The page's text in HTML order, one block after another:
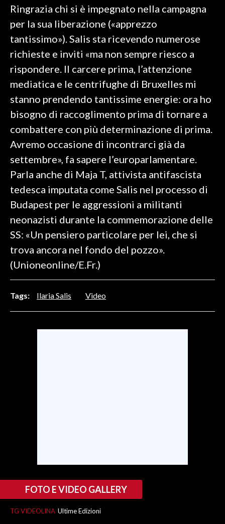
GOSSIP
SALUTE
SARDEGNA TURISMO
#CARAUNIONE
3 MINUTI CON
INSULARITÀ
INFO AZIENDE
ABBONATI
ANNUNCI
NECROLOGI
PUBBLICITÀ
SPIAGGE
STORE
Ringrazia chi si è impegnato nella campagna
per la sua liberazione («apprezzo
tantissimo»). Salis sta ricevendo numerose
richieste e inviti «ma non sempre riesco a
rispondere. Il carcere prima, l’attenzione
mediatica e le centrifughe di Bruxelles mi
stanno prendendo tantissime energie: ora ho
bisogno di raccoglimento prima di tornare a
combattere con più determinazione di prima.
Avremo occasione di incontrarci già da
settembre», fa sapere l’europarlamentare.
Parla anche di Maja T, attivista antifascista
tedesca imputata come Salis nel processo di
Budapest per le aggressioni a militanti
neonazisti durante la commemorazione delle
SS: «Un pensiero particolare per lei, che si
trova ancora nel fondo del pozzo».
(Unioneonline/E.Fr.)
Tags: Ilaria Salis Video
FOTO E VIDEO GALLERY
TG VIDEOLINA Ultime Edizioni